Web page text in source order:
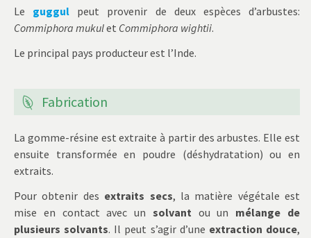
Le guggul peut provenir de deux espèces d’arbustes:
Commiphora mukulet Commiphora wightii.
Le principal pays producteur est l’Inde.
Fabrication
La gomme-résine est extraite à partir des arbustes. Elle est
ensuite transformée en poudre (déshydratation) ou en
extraits.
Pour obtenir des extraits secs, la matière végétale est
mise en contact avec un solvant ou un mélange de
plusieurs solvants. Il peut s’agir d’une extraction douce,